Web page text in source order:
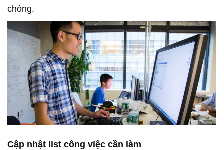
chóng.
Cập nhật list công việc cần làm